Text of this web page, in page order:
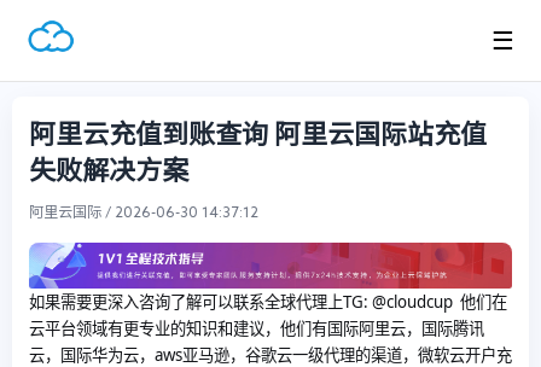
☰
阿里云充值到账查询 阿里云国际站充值
失败解决方案
阿里云国际 / 2026-06-30 14:37:12
如果需要更深入咨询了解可以联系全球代理上TG: @cloudcup 他们在
云平台领域有更专业的知识和建议，他们有国际阿里云，国际腾讯
云，国际华为云，aws亚马逊，谷歌云一级代理的渠道，微软云开户充